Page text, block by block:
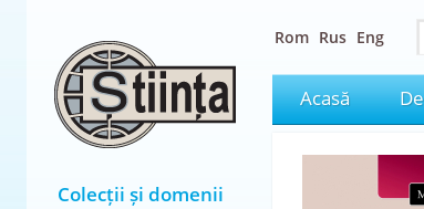
Colecții și domenii
Rom Rus Eng
Acasă